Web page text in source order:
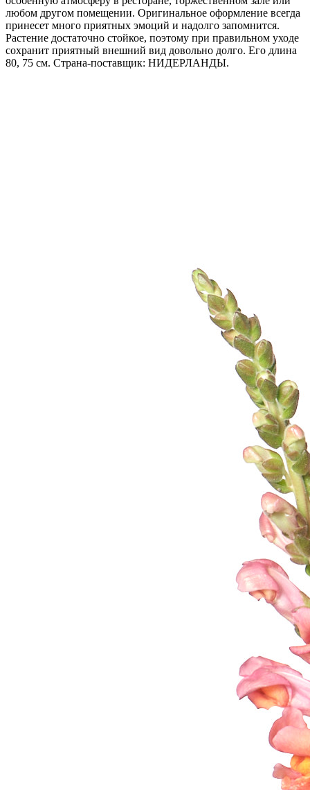
любом другом помещении. Оригинальное оформление всегда
принесет много приятных эмоций и надолго запомнится.
Растение достаточно стойкое, поэтому при правильном уходе
сохранит приятный внешний вид довольно долго. Его длина
80, 75 см. Страна-поставщик: НИДЕРЛАНДЫ.